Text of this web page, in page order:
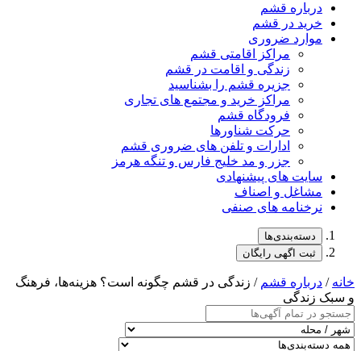
درباره قشم
خرید در قشم
موارد ضروری
مراکز اقامتی قشم
زندگی و اقامت در قشم
جزیره قشم را بشناسید
مراکز خرید و مجتمع های تجاری
فرودگاه قشم
حرکت شناورها
ادارات و تلفن های ضروری قشم
جزر و مد خلیج فارس و تنگه هرمز
سایت های پیشنهادی
مشاغل و اصناف
نرخنامه های صنفی
دسته‌بندی‌ها
ثبت اگهی رایگان
خانه / درباره قشم / زندگی در قشم چگونه است؟ هزینه‌ها، فرهنگ
و سبک زندگی